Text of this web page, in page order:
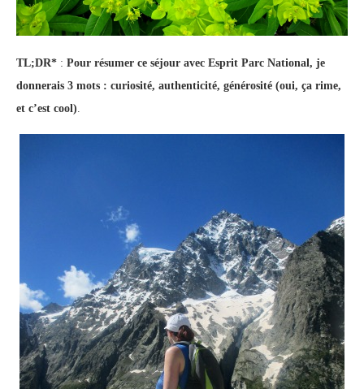
TL;DR* : Pour résumer ce séjour avec Esprit Parc National, je
donnerais 3 mots : curiosité, authenticité, générosité (oui, ça rime,
et c’est cool).